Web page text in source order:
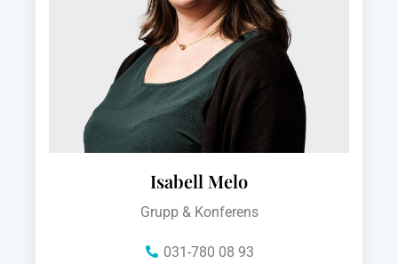
Isabell Melo
Grupp & Konferens
031-780 08 93